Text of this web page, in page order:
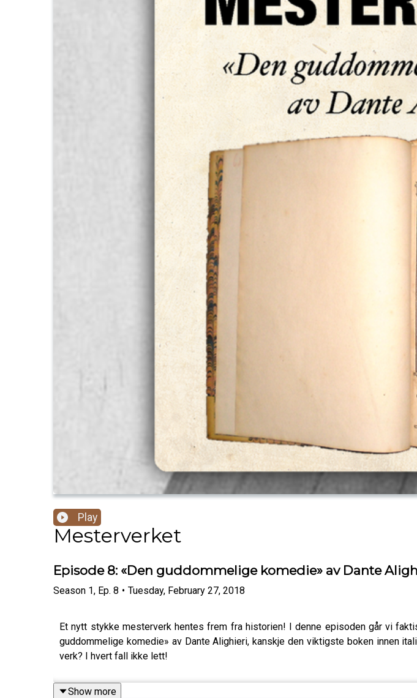
Play
Mesterverket
Episode 8: «Den guddommelige komedie» av Dante
Season 1, Ep. 8 • Tuesday, February 27, 2018
Et nytt stykke mesterverk hentes frem fra historien! I denne episoden går vi
guddommelige komedie» av Dante Alighieri, kanskje den viktigste boken innen
verk? I hvert fall ikke lett!
Show more